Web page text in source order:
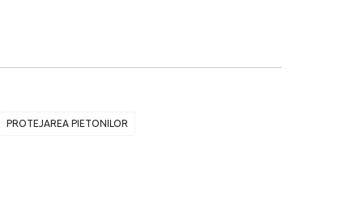
PROTEJAREA PIETONILOR